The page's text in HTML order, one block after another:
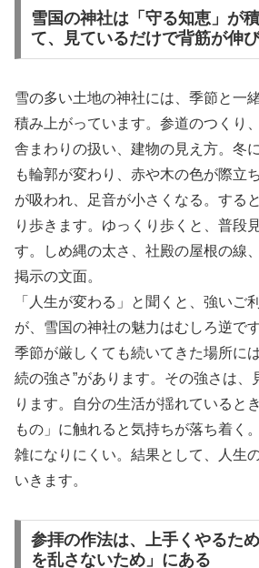
雪国の神社は「守る知恵」が
て、見ているだけで背筋が伸
雪の多い土地の神社には、季節と一
積み上がっています。参道のつくり
舎まわりの扱い、建物の見え方。冬
も輪郭が変わり、赤や木の色が際立
が吸われ、足音が小さくなる。する
り歩きます。ゆっくり歩くと、普段
す。しめ縄の太さ、社殿の屋根の線
掲示の文面。
「人生が変わる」と聞くと、強いご
が、雪国の神社の魅力はむしろ逆で
季節が厳しくても続いてきた場所に
続の強さ”があります。その強さは、
ります。自分の生活が揺れていると
もの」に触れると気持ちが落ち着く
雑になりにくい。結果として、人生
いきます。
参拝の作法は、上手くやるた
を乱さないため」にある